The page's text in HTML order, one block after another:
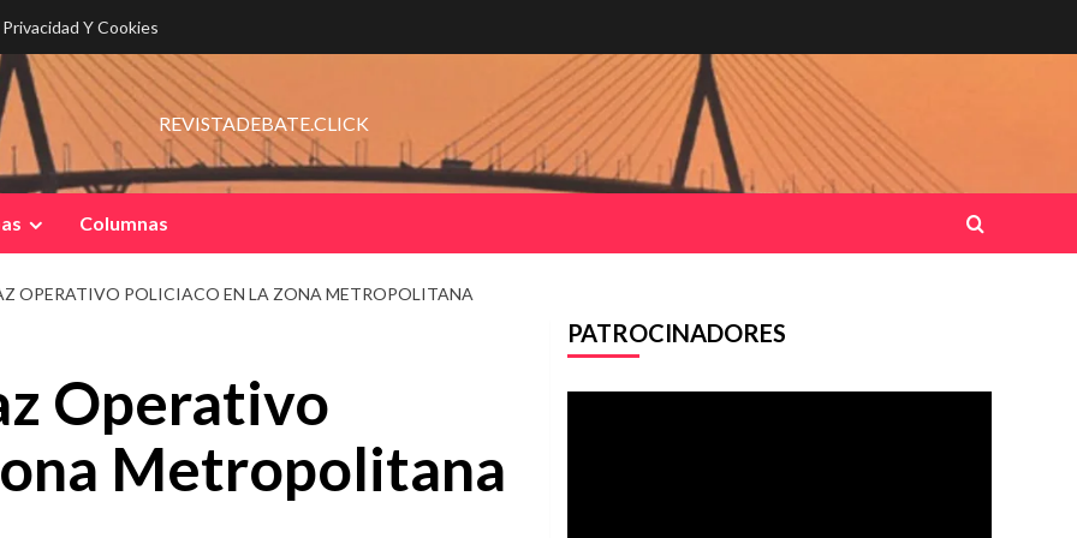
Y Cookies
REVISTADEBATE.CLICK
Columnas
OPERATIVO POLICIACO EN LA ZONA METROPOLITANA
Operativo
Metropolitana
PATROCINADORES